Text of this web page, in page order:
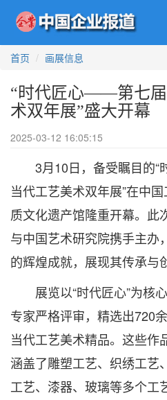
首页
画展信息
“时代匠心——第七
术双年展”盛大开幕
2025-03-12 16:05:15
3月10日，备受瞩目的“
当代工艺美术双年展”在中
质文化遗产馆隆重开幕。此
与中国艺术研究院携手主办
的辉煌成就，展现其传承与
展览以“时代匠心”为核
专家严格评审，精选出720
当代工艺美术精品。这些作
涵盖了雕塑工艺、织绣工艺
工艺、漆器、玻璃等多个工